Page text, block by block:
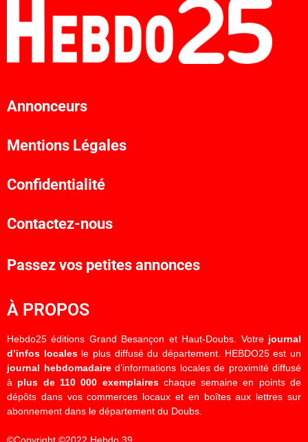
Annonceurs
Mentions Légales
Confidentialité
Contactez-nous
Passez vos petites annonces
À PROPOS
Hebdo25 éditions Grand Besançon et Haut-Doubs. Votre journal
d’infos localesle plus diffusé du département. HEBDO25 est un
journal hebdomadaired’informations locales de proximité diffusé
à plus de 110 000 exemplaireschaque semaine en points de
dépôts dans vos commerces locaux et en boîtes aux lettres sur
abonnement dans le département du Doubs.
©Copyright ©2022 Hebdo 39